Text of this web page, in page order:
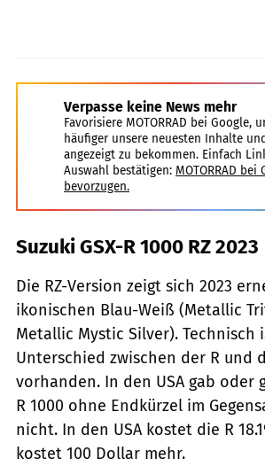
Verpasse keine News mehr
Favorisiere MOTORRAD bei Google,
häufiger unsere neuesten Inhalte
angezeigt zu bekommen. Einfach
Auswahl bestätigen: MOTORRAD bei
bevorzugen.
Suzuki GSX-R 1000 RZ 2023
Die RZ-Version zeigt sich 2023
ikonischen Blau-Weiß (Metallic
Metallic Mystic Silver). Technisch
Unterschied zwischen der R und
vorhanden. In den USA gab oder
R 1000 ohne Endkürzel im
nicht. In den USA kostet die R
kostet 100 Dollar mehr.